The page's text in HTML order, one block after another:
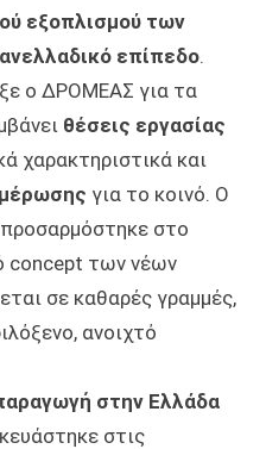
εξοπλισμού των
επίπεδο.
ο ΔΡΟΜΕΑΣ για τα
θέσεις εργασίας
χαρακτηριστικά και
για το κοινό. Ο
στο
concept των νέων
σε καθαρές γραμμές,
ανοιχτό
στην Ελλάδα
στις